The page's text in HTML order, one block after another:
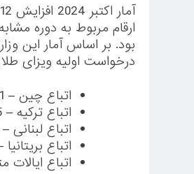
بود. بر اساس آمار این
درخواست اولیه ویزای طلایی یونان را در
اتباع چین – 6521 درخواست
اتباع ترکیه – 1115 درخواست
اتباع لبنانی – 717 درخواست
اتباع بریتانیا – 511
اتباع ایالات متحده